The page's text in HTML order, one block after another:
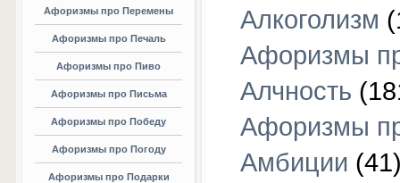
Афоризмы про Перемены
Афоризмы про Печаль
Афоризмы про Пиво
Афоризмы про Письма
Афоризмы про Победу
Афоризмы про Погоду
Афоризмы про Подарки
Алкоголизм
Афоризмы
Алчность
Афоризмы
Амбиции